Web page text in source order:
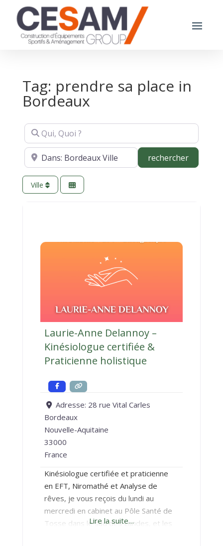
Tag: prendre sa place in
Bordeaux
Qui, Quoi ?
Où ? rechercher
Ville
Laurie-Anne Delannoy –
Kinésiologue certifiée &
Praticienne holistique
Adresse: 28 rue Vital Carles
Bordeaux
Nouvelle-Aquitaine
33000
France
Kinésiologue certifiée et praticienne
en EFT, Niromathé et Analyse de
rêves, je vous reçois du lundi au
mercredi en cabinet au Pôle Santé de
Tosse dans le sud des Landes, et les
Lire la suite…